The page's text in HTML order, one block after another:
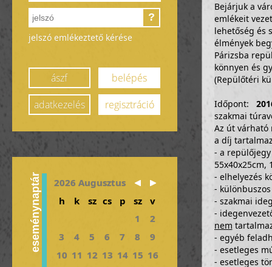
?
jelszó emlékeztető kérése
ászf
belépés
adatkezelés
regisztráció
eseménynaptár
2026 Augusztus
h
k sz cs p sz
v
1
2
3
4 5 6 7 8
9
10 11 12 13 14 15 16
Bejárjuk a
emlékeit
lehetőség és
élmények
Párizsba
könnyen és
(Repülőtéri
Időpont:
szakmai
Az út
a díj
- a
55x40x25cm,
- elhelyezés
-
- szakmai
-
nem
- egyéb
- esetleges
- esetleges